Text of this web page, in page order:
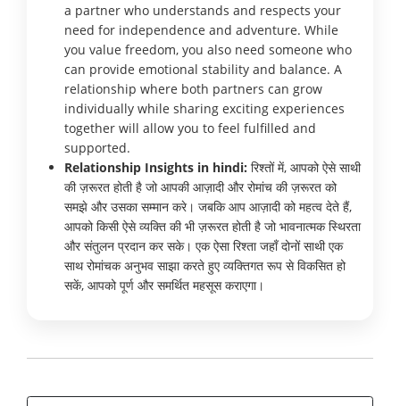
a partner who understands and respects your
need for independence and adventure. While
you value freedom, you also need someone who
can provide emotional stability and balance. A
relationship where both partners can grow
individually while sharing exciting experiences
together will allow you to feel fulfilled and
supported.
Relationship Insights in hindi: रिश्तों में, आपको ऐसे साथी
की ज़रूरत होती है जो आपकी आज़ादी और रोमांच की ज़रूरत को
समझे और उसका सम्मान करे। जबकि आप आज़ादी को महत्व देते हैं,
आपको किसी ऐसे व्यक्ति की भी ज़रूरत होती है जो भावनात्मक स्थिरता
और संतुलन प्रदान कर सके। एक ऐसा रिश्ता जहाँ दोनों साथी एक
साथ रोमांचक अनुभव साझा करते हुए व्यक्तिगत रूप से विकसित हो
सकें, आपको पूर्ण और समर्थित महसूस कराएगा।